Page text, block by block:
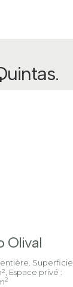
.
Olival
entière. Superficie
Espace privé :
2